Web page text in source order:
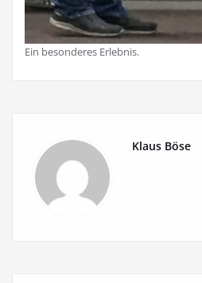
Ein besonderes Erlebnis.
Klaus Böse